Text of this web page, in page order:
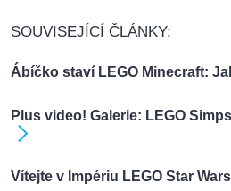
SOUVISEJÍCÍ ČLÁNKY:
Ábíčko staví LEGO Minecraft:
Plus video! Galerie: LEGO
Vítejte v Impériu LEGO Star